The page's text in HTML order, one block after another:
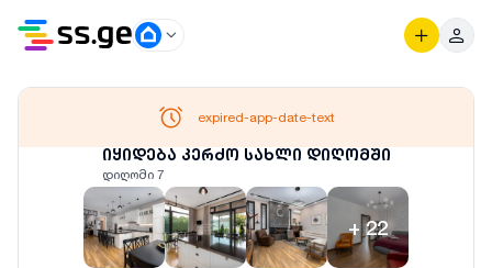
იყიდება კერძო სახლი დიღომში
დიღომი 7
+22
expired-app-date-text